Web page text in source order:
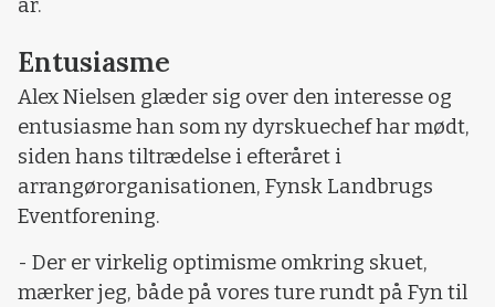
år.
Entusiasme
Alex Nielsen glæder sig over den interesse og
entusiasme han som ny dyrskuechef har mødt,
siden hans tiltrædelse i efteråret i
arrangørorganisationen, Fynsk Landbrugs
Eventforening.
- Der er virkelig optimisme omkring skuet,
mærker jeg, både på vores ture rundt på Fyn til